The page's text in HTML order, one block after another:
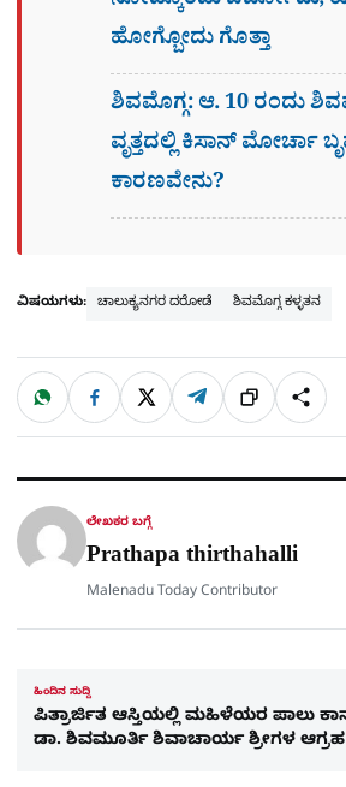
ಹೋಗ್ಬೋದು ಗೊತ್ತಾ
ಶಿವಮೊಗ್ಗ: ಆ. 10 ರಂದು
ವೃತ್ತದಲ್ಲಿ ಕಿಸಾನ್ ಮೋರ್ಚಾ
ಕಾರಣವೇನು?
ವಿಷಯಗಳು: ಚಾಲುಕ್ಯನಗರ ದರೋಡೆ ಶಿವಮೊಗ್ಗ ಕಳ್ಳತನ
ಹಂಚಿಕೊಳ್ಳಿ
W
a
t
p
F
c
e
o
X T
l
e
a
ಲಿಂ
ಕ್
S
h
a
ಲೇಖಕರ ಬಗ್ಗೆ
Prathapa thirthahalli
Malenadu Today Contributor
ಹಿಂದಿನ ಸುದ್ದಿ
ಪಿತ್ರಾರ್ಜಿತ ಆಸ್ತಿಯಲ್ಲಿ ಮಹಿಳೆಯರ ಪಾಲು
ಡಾ. ಶಿವಮೂರ್ತಿ ಶಿವಾಚಾರ್ಯ ಶ್ರೀಗಳ ಆಗ್ರಹ